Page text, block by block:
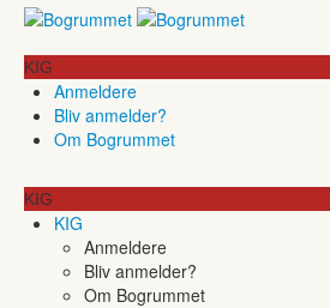
KIG
Anmeldere
Bliv anmelder?
Om Bogrummet
KIG
KIG
Anmeldere
Bliv anmelder?
Om Bogrummet